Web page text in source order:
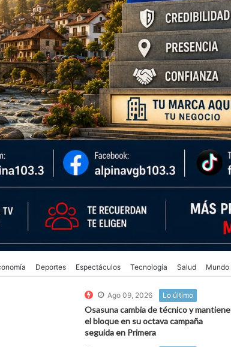
Deportes Espectáculos Tecnología Salud Mundo
Ago 09, 2026
Lo último
Osasuna cambia de técnico y mantiene
el bloque en su octava campaña
seguida en Primera